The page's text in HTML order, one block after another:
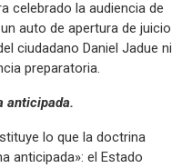
celebrado la audiencia de
auto de apertura de juicio
ciudadano Daniel Jadue ni
preparatoria.
anticipada.
lo que la doctrina
anticipada»: el Estado